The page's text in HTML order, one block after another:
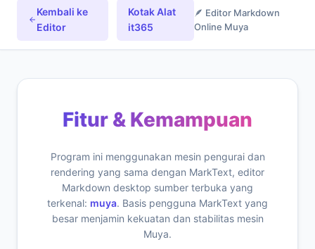
Kembali ke
Editor
Kotak Alat
it365
🪶 Editor Markdown
Online Muya
Fitur & Kemampuan
Program ini menggunakan mesin pengurai dan
rendering yang sama dengan MarkText, editor
Markdown desktop sumber terbuka yang
terkenal: muya. Basis pengguna MarkText yang
besar menjamin kekuatan dan stabilitas mesin
Muya.